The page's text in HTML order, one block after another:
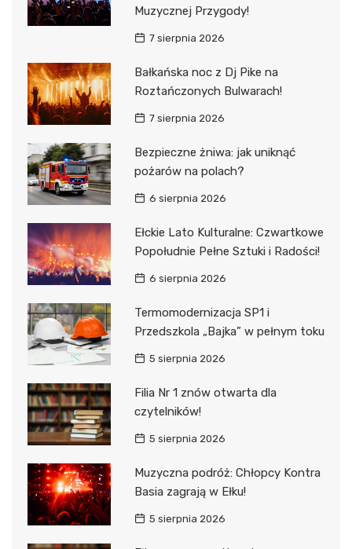
Muzycznej Przygody!
7 sierpnia 2026
Bałkańska noc z Dj Pike na
Roztańczonych Bulwarach!
7 sierpnia 2026
Bezpieczne żniwa: jak uniknąć
pożarów na polach?
6 sierpnia 2026
Ełckie Lato Kulturalne: Czwartkowe
Popołudnie Pełne Sztuki i Radości!
6 sierpnia 2026
Termomodernizacja SP1 i
Przedszkola „Bajka” w pełnym toku
5 sierpnia 2026
Filia Nr 1 znów otwarta dla
czytelników!
5 sierpnia 2026
Muzyczna podróż: Chłopcy Kontra
Basia zagrają w Ełku!
5 sierpnia 2026